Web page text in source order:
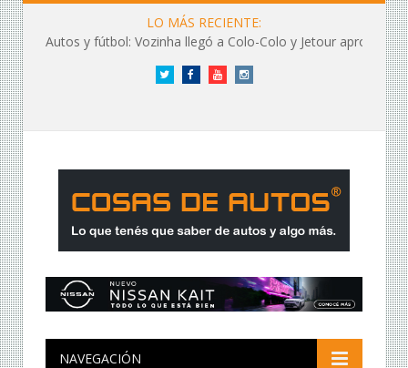
LO MÁS RECIENTE:
Autos y fútbol: Vozinha llegó a Colo-Colo y Jetour aprovechó los flashes
Twitter FacebookYouTubeInstagram
NAVEGACIÓN